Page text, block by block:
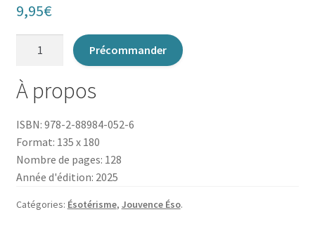
9,95€
L'Oracle
du
Précommander
À propos
ISBN: 978-2-88984-052-6
Format: 135 x 180
Nombre de pages: 128
Année d'édition: 2025
Catégories: Ésotérisme, Jouvence Éso.